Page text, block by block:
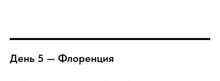
День 5 — Флоренция